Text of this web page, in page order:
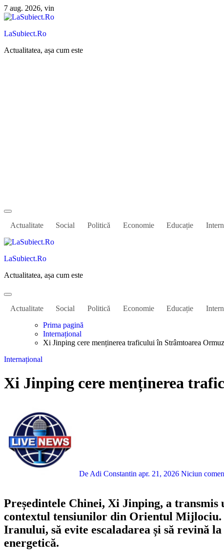
Sari
la
7 aug. 2026, vin
LaSubiect.Ro
Actualitatea, așa cum este
Actualitate Social Politică Economie Educație
LaSubiect.Ro
Actualitatea, așa cum este
Actualitate Social Politică Economie Educație
Prima pagină
Internațional
Xi Jinping cere menținerea traficului în Strâmtoarea
Internațional
Xi Jinping cere menținerea
De Adi Constantin apr. 21, 2026 Niciun
Președintele Chinei, Xi Jinping, a
contextul tensiunilor din Orientul
Iranului, să evite escaladarea și să revină
energetică.